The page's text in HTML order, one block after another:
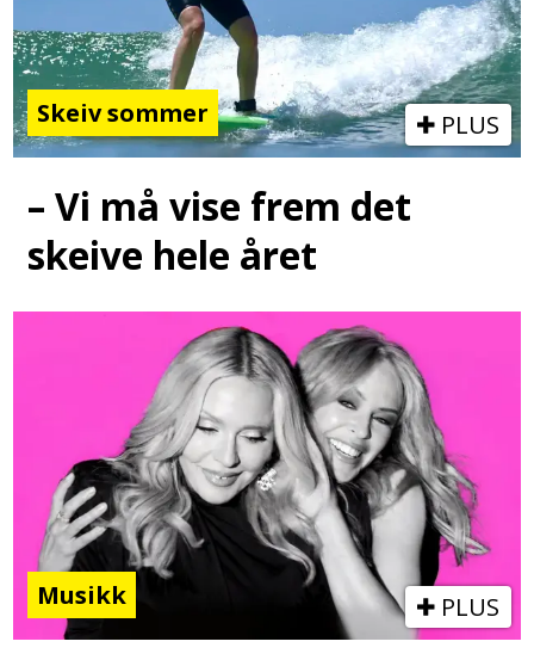
Skeiv sommer PLUS
– Vi må vise frem det
skeive hele året
Musikk PLUS